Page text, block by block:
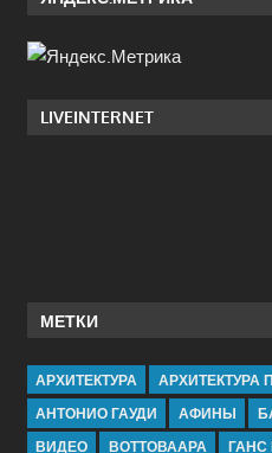
LIVEINTERNET
МЕТКИ
АРХИТЕКТУРА
АРХИТЕКТУРА
АНТОНИО ГАУДИ
АФИНЫ
ВИДЕО
ВОТТОВААРА